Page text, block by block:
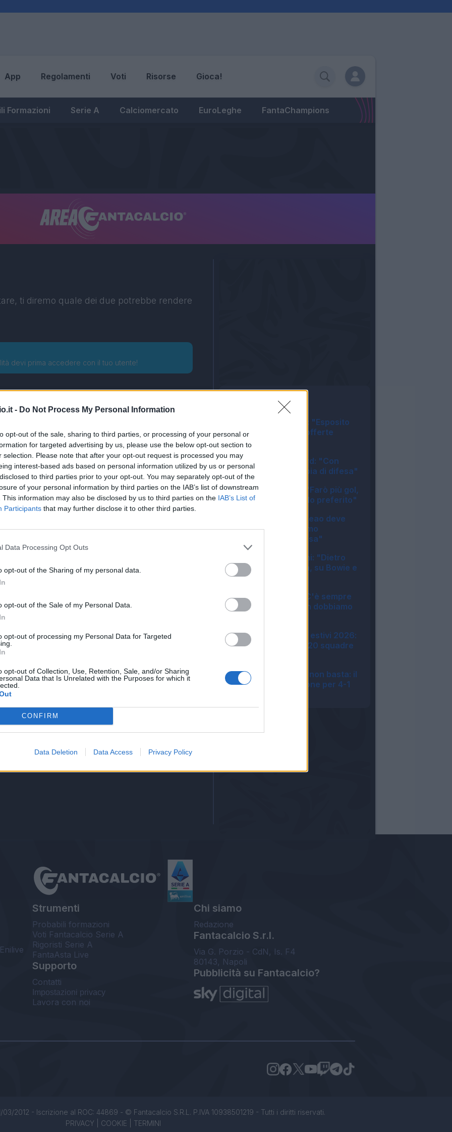
- Do Not Process My Personal Information
opt-out of the sale, sharing to third parties, or processing of your personal or
for targeted advertising by us, please use the below opt-out section to
selection. Please note that after your opt-out request is processed you may
interest-based ads based on personal information utilized by us or personal
to third parties prior to your opt-out. You may separately opt-out of the
of your personal information by third parties on the IAB’s list of downstream
This information may also be disclosed by us to third parties on the IAB’s List of
Participants that may further disclose it to other third parties.
Data Processing Opt Outs
opt-out of the Sharing of my personal data.
opt-out of the Sale of my Personal Data.
opt-out of processing my Personal Data for Targeted
opt-out of Collection, Use, Retention, Sale, and/or Sharing
Data that Is Unrelated with the Purposes for which it
CONFIRM
Data Deletion Data Access Privacy Policy
App Regolamenti Voti Risorse Gioca!
Formazioni Serie A Calciomercato EuroLeghe FantaChampions
ti diremo quale dei due potrebbe rendere
devi prima accedere con il tuo utente!
due calciatori
Statistiche
Media Voto
Fantamedia
-
Assists -
Tutte le notizie
Cagliari, dg Melis: "Esposito
via, ma solo con offerte
congrue"
Lazio, Provstgaard: "Con
Doekhi bella coppia di difesa"
08:01
Napoli, Politano: "Farò più gol,
il 4-3-3 mio modulo preferito"
Milan, Amorim: "Leao deve
divertirsi, dobbiamo
migliorare una cosa"
07:53
Sassuolo, Aquilani: "Dietro
siamo in difficoltà, su Bowie e
Adzic..."
Lazio, Gattuso: "C'è sempre
da migliorare, non dobbiamo
Amichevoli e ritiri estivi 2026:
tutte le info sulle 20 squadre
Sassuolo, Bakola non basta: il
Celta Vigo si impone per 4-1
Strumenti
Probabili formazioni
Voti Fantacalcio Serie A
Rigoristi Serie A
FantaAsta Live
Supporto
Contatti
Impostazioni privacy
Lavora con noi
Chi siamo
Redazione
Fantacalcio S.r.l.
Via G. Porzio - CdN, Is. F4
80143, Napoli
Pubblicità su Fantacalcio?
2012 - Iscrizione al ROC: 44869 - © Fantacalcio S.R.L. P.IVA 10938501219 - Tutti i diritti riservati.
PRIVACY| COOKIE TERMINI